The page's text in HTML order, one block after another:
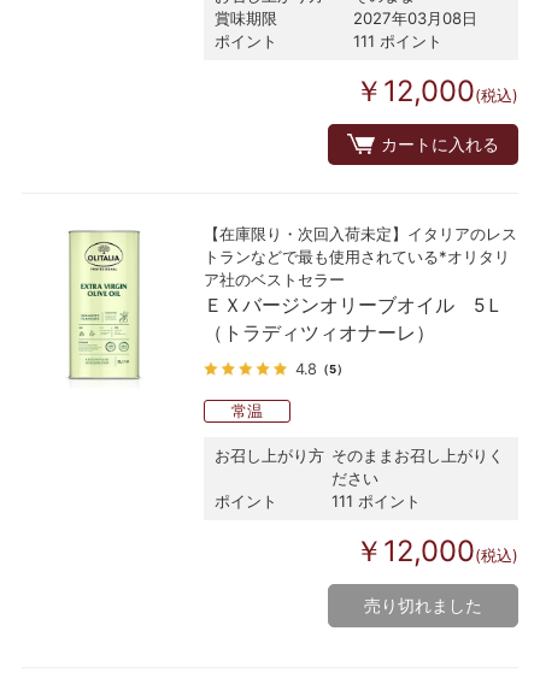
賞味期限
2027年03月08日
ポイント
111 ポイント
￥12,000(税込)
カートに入れる
【在庫限り・次回入荷未定】イタリアのレス
トランなどで最も使用されている*オリタリ
ア社のベストセラー
ＥＸバージンオリーブオイル 5Ｌ
（トラディツィオナーレ）
4.8 （5）
常温
お召し上がり方 そのままお召し上がりく
ださい
ポイント
111 ポイント
￥12,000(税込)
売り切れました